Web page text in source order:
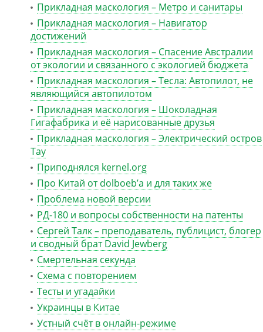
Прикладная маскология – Метро и санитары
Прикладная маскология – Навигатор
достижений
Прикладная маскология – Спасение Австралии
от экологии и связанного с экологией бюджета
Прикладная маскология – Тесла: Автопилот, не
являющийся автопилотом
Прикладная маскология – Шоколадная
Гигафабрика и её нарисованные друзья
Прикладная маскология – Электрический остров
Тау
Приподнялся kernel.org
Про Китай от dolboeb’а и для таких же
Проблема новой версии
РД-180 и вопросы собственности на патенты
Сергей Талк – преподаватель, публицист, блогер
и сводный брат David Jewberg
Смертельная секунда
Схема с повторением
Тесты и угадайки
Украинцы в Китае
Устный счёт в онлайн-режиме